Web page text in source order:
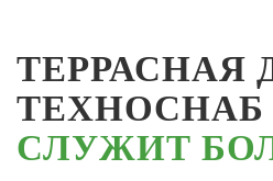
ТЕРРАСНАЯ
ТЕХНОСНАБ
СЛУЖИТ